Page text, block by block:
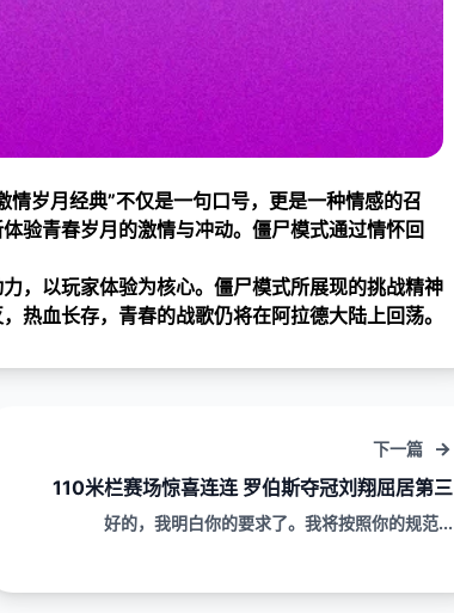
岁月经典”不仅是一句口号，更是一种情感的召
验青春岁月的激情与冲动。僵尸模式通过情怀回
，以玩家体验为核心。僵尸模式所展现的挑战精神
热血长存，青春的战歌仍将在阿拉德大陆上回荡。
下一篇
110米栏赛场惊喜连连 罗伯斯夺冠刘翔屈居第三
好的，我明白你的要求了。我将按照你的规范...